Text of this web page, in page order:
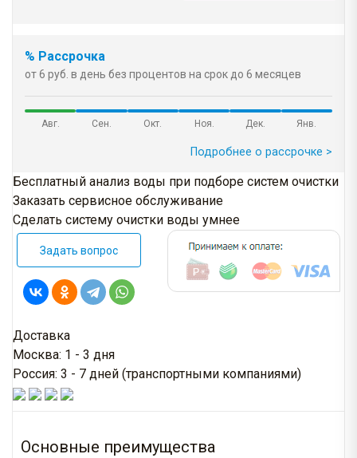
% Рассрочка
от 6 руб. в день без процентов на срок до 6 месяцев
Авг. Сен. Окт. Ноя. Дек. Янв.
Подробнее о рассрочке >
Бесплатный анализ воды при подборе систем очистки
Заказать сервисное обслуживание
Сделать систему очистки воды умнее
Задать вопрос
Доставка
Москва: 1 - 3 дня
Россия: 3 - 7 дней (транспортными компаниями)
Основные преимущества